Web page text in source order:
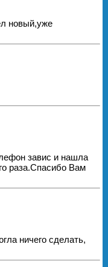
новый,уже
завис и нашла
раза.Спасибо Вам
ничего сделать,